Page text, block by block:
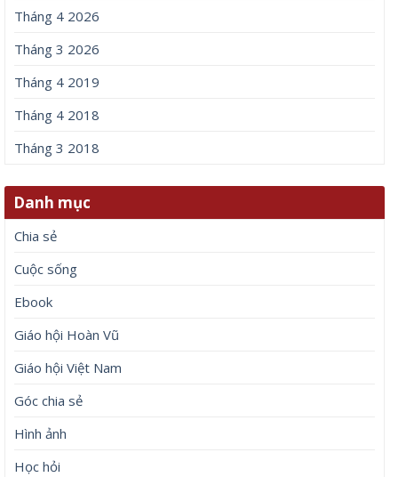
Tháng 4 2026
Tháng 3 2026
Tháng 4 2019
Tháng 4 2018
Tháng 3 2018
Danh mục
Chia sẻ
Cuộc sống
Ebook
Giáo hội Hoàn Vũ
Giáo hội Việt Nam
Góc chia sẻ
Hình ảnh
Học hỏi